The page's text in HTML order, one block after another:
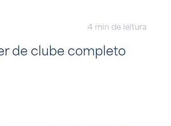
4 min de leitura
de clube completo